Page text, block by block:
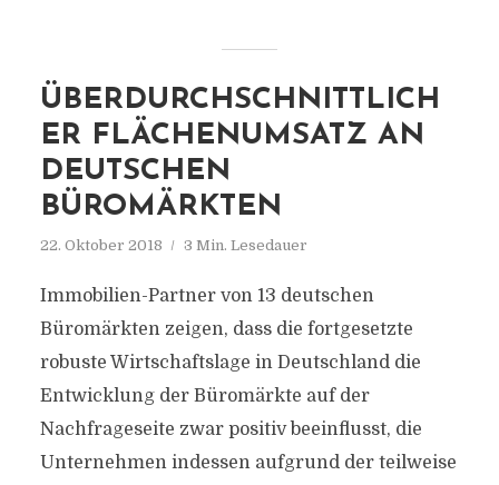
ÜBERDURCHSCHNITTLICH
ER FLÄCHENUMSATZ AN
DEUTSCHEN
BÜROMÄRKTEN
22. Oktober 2018 3 Min. Lesedauer
Immobilien-Partner von 13 deutschen
Büromärkten zeigen, dass die fortgesetzte
robuste Wirtschaftslage in Deutschland die
Entwicklung der Büromärkte auf der
Nachfrageseite zwar positiv beeinflusst, die
Unternehmen indessen aufgrund der teilweise